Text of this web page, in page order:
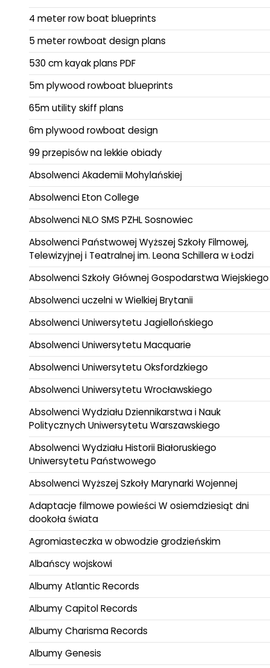
4 meter row boat blueprints
5 meter rowboat design plans
530 cm kayak plans PDF
5m plywood rowboat blueprints
65m utility skiff plans
6m plywood rowboat design
99 przepisów na lekkie obiady
Absolwenci Akademii Mohylańskiej
Absolwenci Eton College
Absolwenci NLO SMS PZHL Sosnowiec
Absolwenci Państwowej Wyższej Szkoły Filmowej,
Telewizyjnej i Teatralnej im. Leona Schillera w Łodzi
Absolwenci Szkoły Głównej Gospodarstwa Wiejskiego
Absolwenci uczelni w Wielkiej Brytanii
Absolwenci Uniwersytetu Jagiellońskiego
Absolwenci Uniwersytetu Macquarie
Absolwenci Uniwersytetu Oksfordzkiego
Absolwenci Uniwersytetu Wrocławskiego
Absolwenci Wydziału Dziennikarstwa i Nauk
Politycznych Uniwersytetu Warszawskiego
Absolwenci Wydziału Historii Białoruskiego
Uniwersytetu Państwowego
Absolwenci Wyższej Szkoły Marynarki Wojennej
Adaptacje filmowe powieści W osiemdziesiąt dni
dookoła świata
Agromiasteczka w obwodzie grodzieńskim
Albańscy wojskowi
Albumy Atlantic Records
Albumy Capitol Records
Albumy Charisma Records
Albumy Genesis